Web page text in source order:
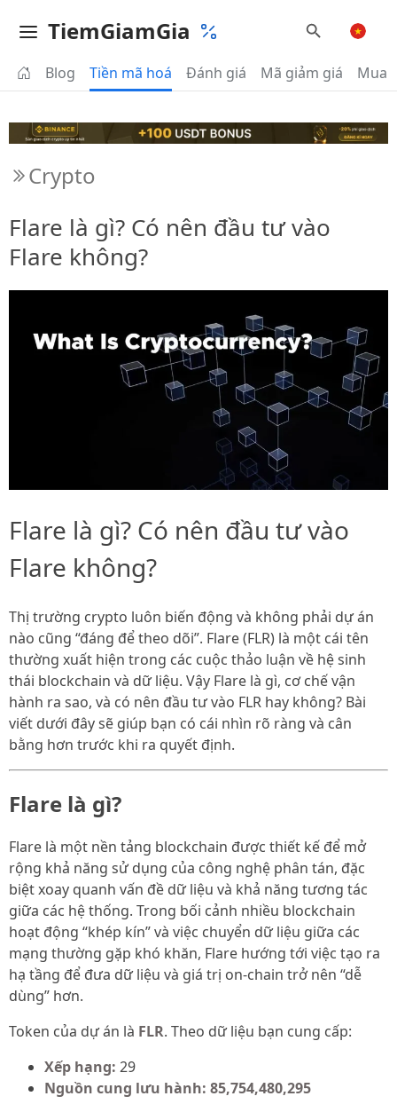
TiemGiamGia
Blog Tiền mã hoá Đánh giá Mã giảm giá Mua
Crypto
Flare là gì? Có nên đầu tư vào
Flare không?
Flare là gì? Có nên đầu tư vào
Flare không?
Thị trường crypto luôn biến động và không phải dự án
nào cũng “đáng để theo dõi”. Flare (FLR) là một cái tên
thường xuất hiện trong các cuộc thảo luận về hệ sinh
thái blockchain và dữ liệu. Vậy Flare là gì, cơ chế vận
hành ra sao, và có nên đầu tư vào FLR hay không? Bài
viết dưới đây sẽ giúp bạn có cái nhìn rõ ràng và cân
bằng hơn trước khi ra quyết định.
Flare là gì?
Flare là một nền tảng blockchain được thiết kế để mở
rộng khả năng sử dụng của công nghệ phân tán, đặc
biệt xoay quanh vấn đề dữ liệu và khả năng tương tác
giữa các hệ thống. Trong bối cảnh nhiều blockchain
hoạt động “khép kín” và việc chuyển dữ liệu giữa các
mạng thường gặp khó khăn, Flare hướng tới việc tạo ra
hạ tầng để đưa dữ liệu và giá trị on-chain trở nên “dễ
dùng” hơn.
Token của dự án là FLR. Theo dữ liệu bạn cung cấp:
Xếp hạng: 29
Nguồn cung lưu hành: 85,754,480,295